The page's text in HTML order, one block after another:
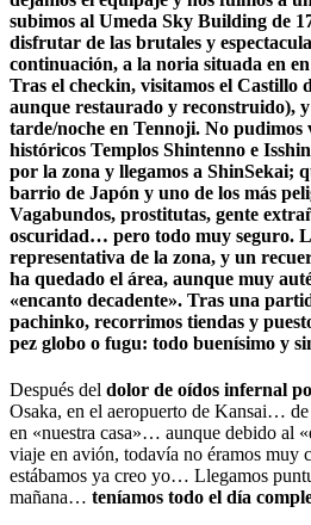
subimos al Umeda Sky Building de
disfrutar de las brutales y
continuación, a la noria situada en
Tras el checkin, visitamos el Castillo
aunque restaurado y reconstruido),
tarde/noche en Tennoji. No pudimos
históricos Templos Shintenno e
por la zona y llegamos a ShinSekai;
barrio de Japón y uno de los más
Vagabundos, prostitutas, gente
oscuridad… pero todo muy seguro.
representativa de la zona, y un
ha quedado el área, aunque muy
«encanto decadente». Tras una
pachinko, recorrimos tiendas y
pez globo o fugu: todo buenísimo y
Después del dolor de oídos infernal
Osaka, en el aeropuerto de Kansai…
en «nuestra casa»… aunque debido al
viaje en avión, todavía no éramos muy
estábamos ya creo yo… Llegamos
mañana… teníamos todo el día